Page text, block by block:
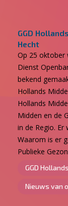
GGD
Hecht
Op 25 oktober
Dienst
bekend
Hollands
Hollands
Midden en de
in de Regio. Er
Waarom is er
Publieke
GGD
Nieuws van